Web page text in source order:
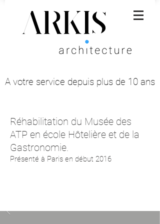
A votre service depuis plus de 10 ans
A votre service depuis plus de 10 ans
Réhabilitation du Musée des
ATP en école Hôtelière et de la
Gastronomie.
Présenté à Paris en début 2016